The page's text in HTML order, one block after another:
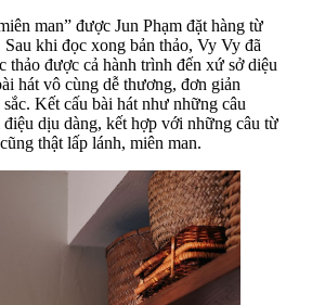
man” được Jun Phạm đặt hàng từ
Sau khi đọc xong bản thảo, Vy Vy đã
thảo được cả hành trình đến xứ sở diệu
hát vô cùng dễ thương, đơn giản
Kết cấu bài hát như những câu
dịu dàng, kết hợp với những câu từ
thật lấp lánh, miên man.